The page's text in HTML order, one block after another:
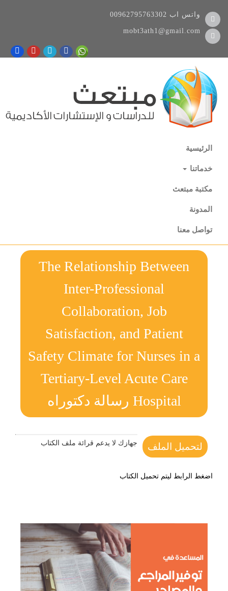
00962795763302 واتس اب
mobt3ath1@gmail.com
الرئيسية
خدماتنا
مكتبة مبتعث
المدونة
تواصل معنا
The Relationship Between
Inter-Professional
Collaboration, Job
Satisfaction, and Patient
Safety Climate for Nurses in a
Tertiary-Level Acute Care
Hospital رسالة دكتوراه
لتحميل الملف جهازك لا يدعم قرائة ملف الكتاب
اضغط الرابط ليتم تحميل الكتاب